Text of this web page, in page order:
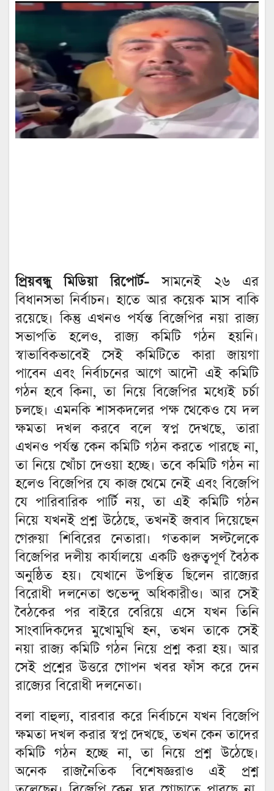
প্রিয়বন্ধু মিডিয়া রিপোর্ট-সামনেই ২৬ এর
বিধানসভা নির্বাচন। হাতে আর কয়েক মাস বাকি
রয়েছে। কিন্তু এখনও পর্যন্ত বিজেপির নয়া রাজ্য
সভাপতি হলেও, রাজ্য কমিটি গঠন হয়নি।
স্বাভাবিকভাবেই সেই কমিটিতে কারা জায়গা
পাবেন এবং নির্বাচনের আগে আদৌ এই কমিটি
গঠন হবে কিনা, তা নিয়ে বিজেপির মধ্যেই চর্চা
চলছে। এমনকি শাসকদলের পক্ষ থেকেও যে দল
ক্ষমতা দখল করবে বলে স্বপ্ন দেখছে, তারা
এখনও পর্যন্ত কেন কমিটি গঠন করতে পারছে না,
তা নিয়ে খোঁচা দেওয়া হচ্ছে। তবে কমিটি গঠন না
হলেও বিজেপির যে কাজ থেমে নেই এবং বিজেপি
যে পারিবারিক পার্টি নয়, তা এই কমিটি গঠন
নিয়ে যখনই প্রশ্ন উঠেছে, তখনই জবাব দিয়েছেন
গেরুয়া শিবিরের নেতারা। গতকাল সল্টলেকে
বিজেপির দলীয় কার্যালয়ে একটি গুরুত্বপূর্ণ বৈঠক
অনুষ্ঠিত হয়। যেখানে উপস্থিত ছিলেন রাজ্যের
বিরোধী দলনেতা শুভেন্দু অধিকারীও। আর সেই
বৈঠকের পর বাইরে বেরিয়ে এসে যখন তিনি
সাংবাদিকদের মুখোমুখি হন, তখন তাকে সেই
নয়া রাজ্য কমিটি গঠন নিয়ে প্রশ্ন করা হয়। আর
সেই প্রশ্নের উত্তরে গোপন খবর ফাঁস করে দেন
রাজ্যের বিরোধী দলনেতা।
বলা বাহুল্য, বারবার করে নির্বাচনে যখন বিজেপি
ক্ষমতা দখল করার স্বপ্ন দেখছে, তখন কেন তাদের
কমিটি গঠন হচ্ছে না, তা নিয়ে প্রশ্ন উঠেছে।
অনেক রাজনৈতিক বিশেষজ্ঞরাও এই প্রশ্ন